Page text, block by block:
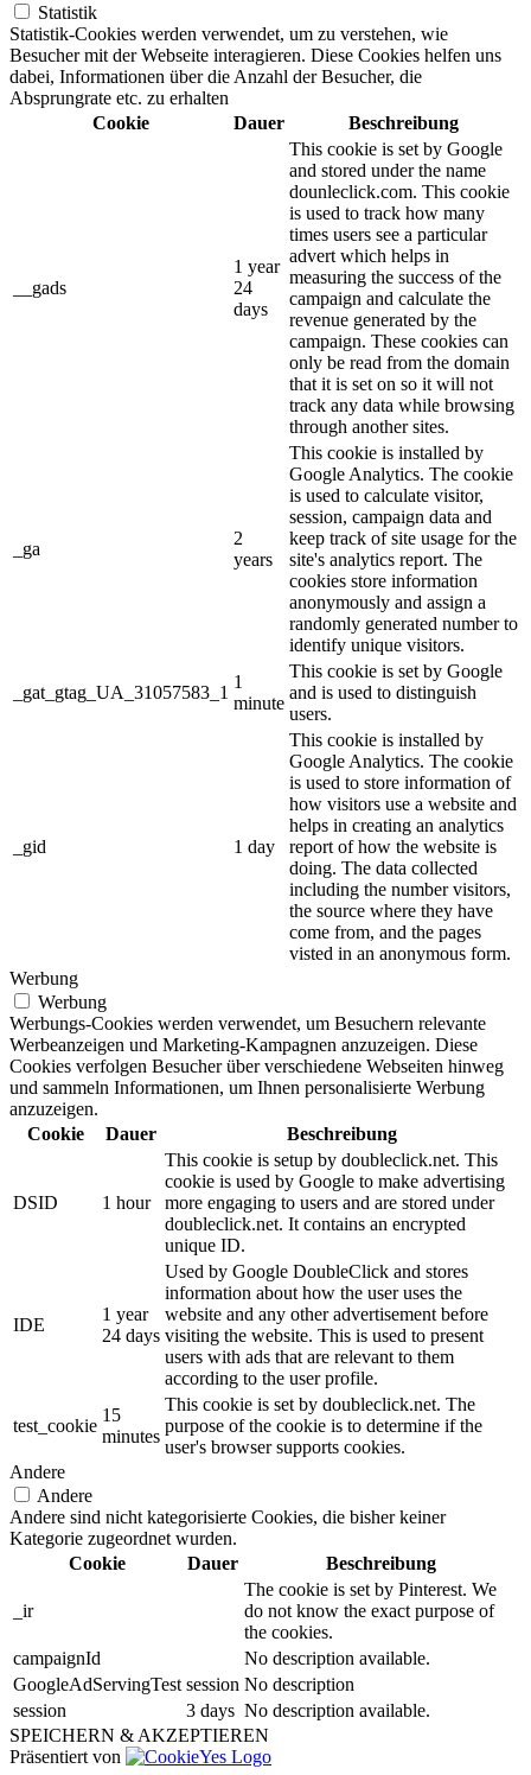
Statistik
Statistik-Cookies werden verwendet, um zu verstehen, wie
Besucher mit der Webseite interagieren. Diese Cookies helfen uns
dabei, Informationen über die Anzahl der Besucher, die
Absprungrate etc. zu erhalten
Cookie
Dauer Beschreibung
__gads
1 year
24
days
This cookie is set by Google
and stored under the name
dounleclick.com. This cookie
is used to track how many
times users see a particular
advert which helps in
measuring the success of the
campaign and calculate the
revenue generated by the
campaign. These cookies can
only be read from the domain
that it is set on so it will not
track any data while browsing
through another sites.
_ga
2
years
This cookie is installed by
Google Analytics. The cookie
is used to calculate visitor,
session, campaign data and
keep track of site usage for the
site's analytics report. The
cookies store information
anonymously and assign a
randomly generated number to
identify unique visitors.
_gat_gtag_UA_31057583_1
1
minute
This cookie is set by Google
and is used to distinguish
users.
_gid 1 day
This cookie is installed by
Google Analytics. The cookie
is used to store information of
how visitors use a website and
helps in creating an analytics
report of how the website is
doing. The data collected
including the number visitors,
the source where they have
come from, and the pages
visted in an anonymous form.
Werbung
Werbung
Werbungs-Cookies werden verwendet, um Besuchern relevante
Werbeanzeigen und Marketing-Kampagnen anzuzeigen. Diese
Cookies verfolgen Besucher über verschiedene Webseiten hinweg
und sammeln Informationen, um Ihnen personalisierte Werbung
anzuzeigen.
Cookie
Dauer Beschreibung
DSID 1 hour
This cookie is setup by doubleclick.net. This
cookie is used by Google to make advertising
more engaging to users and are stored under
doubleclick.net. It contains an encrypted
unique ID.
IDE
1 year
24 days
Used by Google DoubleClick and stores
information about how the user uses the
website and any other advertisement before
visiting the website. This is used to present
users with ads that are relevant to them
according to the user profile.
test_cookie
15
minutes
This cookie is set by doubleclick.net. The
purpose of the cookie is to determine if the
user's browser supports cookies.
Andere
Andere
Andere sind nicht kategorisierte Cookies, die bisher keiner
Kategorie zugeordnet wurden.
Cookie
Dauer Beschreibung
_ir
The cookie is set by Pinterest. We
do not know the exact purpose of
the cookies.
campaignId
No description available.
GoogleAdServingTest session No description
session
3 days No description available.
SPEICHERN & AKZEPTIEREN
Präsentiert von